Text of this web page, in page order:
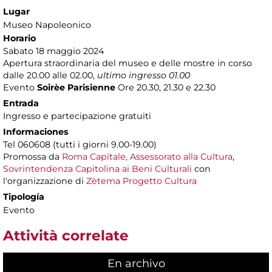
Lugar
Museo Napoleonico
Horario
Sabato 18 maggio 2024
Apertura straordinaria del museo e delle mostre in corso
dalle 20.00 alle 02.00, ultimo ingresso 01.00
Evento Soirèe Parisienne Ore 20.30, 21.30 e 22.30
Entrada
Ingresso e partecipazione gratuiti
Informaciones
Tel 060608 (tutti i giorni 9.00-19.00)
Promossa da Roma Capitale, Assessorato alla Cultura,
Sovrintendenza Capitolina ai Beni Culturali con
l'organizzazione di Zètema Progetto Cultura
Tipología
Evento
Attività correlate
En archivo